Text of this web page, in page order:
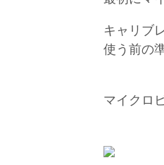
キャリブ
使う前の
マイクロ